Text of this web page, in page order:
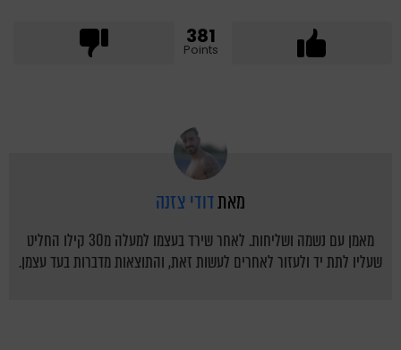
381
Points
מאתדודי צזנה
מאמן עם נשמה ושליחות. לאחר שירד בעצמו למעלה מ30 קילו החליט
שעליו לתת יד ולעזור לאחרים לעשות זאת, והתוצאות מדברות בעד עצמן.